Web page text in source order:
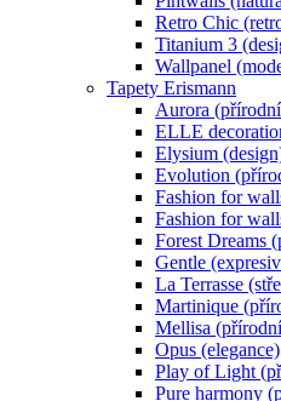
Retro Chic
Titanium 3
Wallpanel
Tapety Erismann
Aurora
ELLE
Elysium
Evolution
Fashion for
Fashion for
Forest Dreams
Gentle
La Terrasse
Martinique
Mellisa
Opus (elegance)
Play of Light
Pure harmony